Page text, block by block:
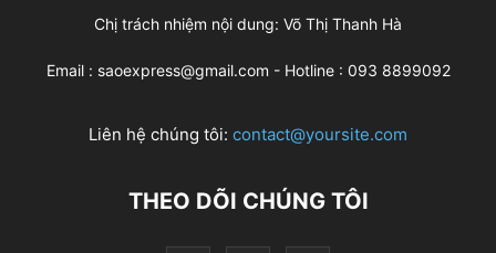
Chị trách nhiệm nội dung: Võ Thị Thanh Hà
Email : saoexpress@gmail.com - Hotline : 093 8899092
Liên hệ chúng tôi: contact@yoursite.com
THEO DÕI CHÚNG TÔI